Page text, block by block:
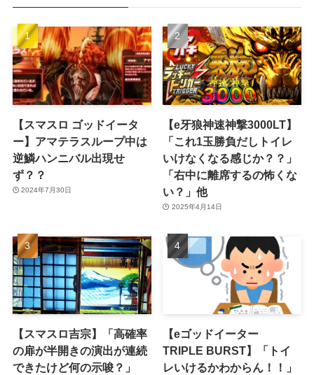
【スマスロ ゴッドイータ
ー】アマテラスループ中は
逆鱗ハンニバル出現せ
ず？？
2024年7月30日
【e牙狼神速神撃3000LT】
「これ1玉勝負だしトイレ
いけなくなる感じか？？」
「右中に離席するの怖くな
い？」他
2025年4月14日
【スマスロ吉宗】「高確率
の扉が半開きの演出が連続
できたけど何の示唆？」
【eゴッドイーター
TRIPLE BURST】「トイ
レいけるかわからん！！」